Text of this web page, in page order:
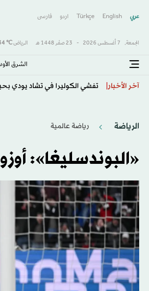
عربي English
Türkçe اردو فارسى
الجمعة, 7 أغسطس 2026 - 23 صفَر 1448 هـ الرياض℃
الشرق
آخر الأخبار إنفانتينو يرفض الاستقالة… من
الرياضة رياضة عالمية
«البوندسليغا»: